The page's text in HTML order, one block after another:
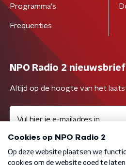
Programma's
Frequenties
NPO Radio 2 nieuwsbrief
Altijd op de hoogte van het